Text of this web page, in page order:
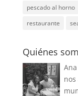
pescado al horno
restaurante
Quiénes